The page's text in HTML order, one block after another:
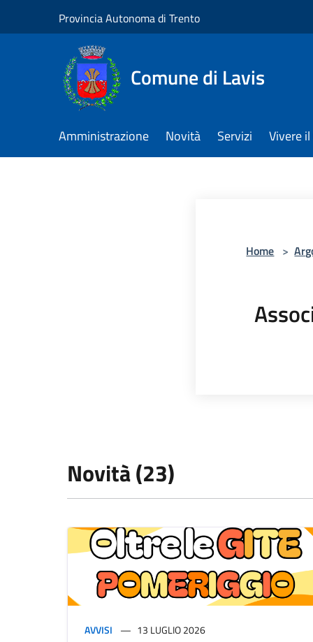
Provincia Autonoma di Trento
Comune di Lavis
Amministrazione Novità Servizi Vivere
Home >
Novità (23)
AVVISI 13 LUGLIO 2026